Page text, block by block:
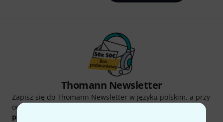
Thomann Newsletter
Zapisz się do Thomann Newsletter w języku polskim, a przy
odrobinie szczęścia możesz wygrać jeden z
podarunkowych